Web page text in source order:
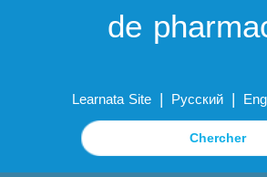
de
Learnata Site | Русский |